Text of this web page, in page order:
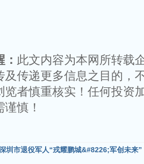
此文内容为本网所转载
及传递更多信息之目的，
览者慎重核实！任何投资
慎！
圳市退役军人“戎耀鹏城&#8226;军创未来